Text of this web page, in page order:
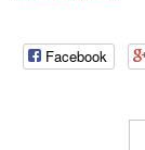
Facebook